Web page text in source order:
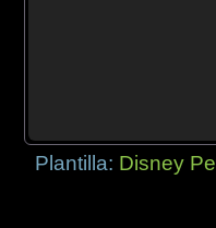
Plantilla: Disney